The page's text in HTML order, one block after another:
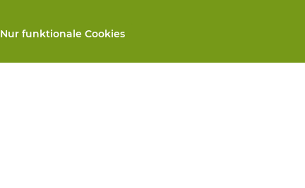
Nur funktionale Cookies